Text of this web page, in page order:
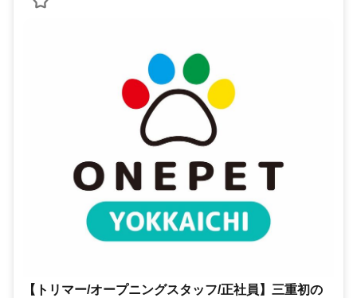
【トリマー/オープニングスタッフ/正社員】三重初の